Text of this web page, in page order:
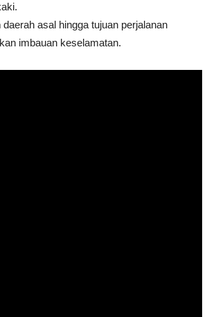
asal hingga tujuan perjalanan
imbauan keselamatan.